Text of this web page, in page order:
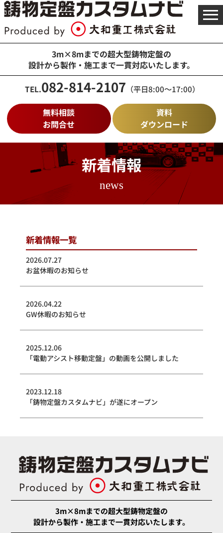
3m×8mまでの超大型鋳物定盤の
設計から製作・施工まで一貫対応いたします。
TEL.082-814-2107 （平日8:00～17:00）
無料相談
お問合せ
資料
ダウンロード
メ
ニ
ー
く
新着情報
news
新着情報一覧
2026.07.27
お盆休暇のお知らせ
2026.04.22
GW休暇のお知らせ
2025.12.06
「電動アシスト移動定盤」の動画を公開しました
2023.12.18
「鋳物定盤カスタムナビ」が遂にオープン
3m×8mまでの超大型鋳物定盤の
設計から製作・施工まで一貫対応いたします。